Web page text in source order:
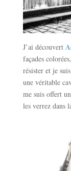
J’ai découvert
façades
résister et je
une véritable
me suis offert
les verrez dans